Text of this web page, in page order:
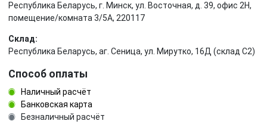
Республика Беларусь, г. Минск, ул. Восточная, д. 39, офис 2Н,
помещение/комната 3/5А, 220117
Склад:
Республика Беларусь, аг. Сеница, ул. Мирутко, 16Д (склад С2)
Способ оплаты
Наличный расчёт
Банковская карта
Безналичный расчёт